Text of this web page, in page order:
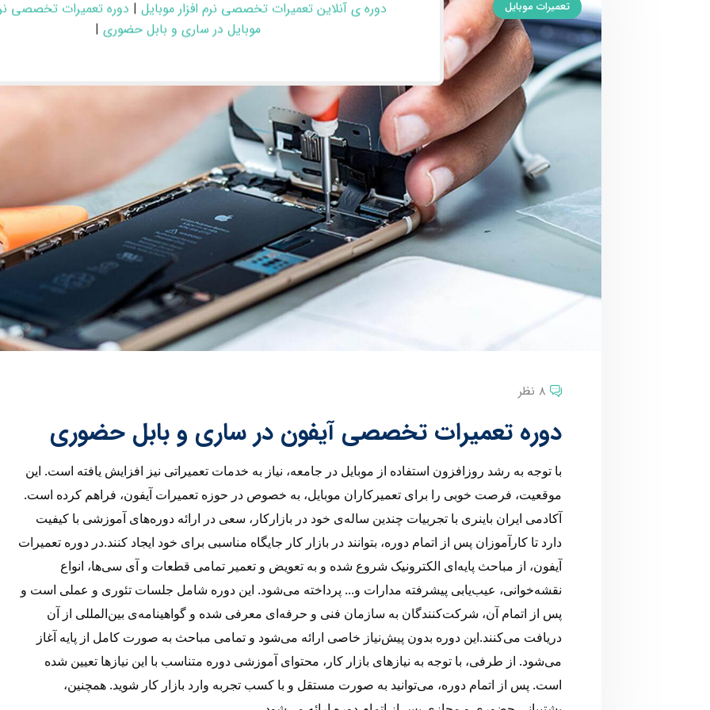
تعمیرات موبایل
8 نظر
دوره تعمیرات تخصصی آیفون در ساری و بابل حضوری
با توجه به رشد روزافزون استفاده از موبایل در جامعه، نیاز به خدمات تعمیراتی نیز افزایش یافته است. این
موقعیت، فرصت خوبی را برای تعمیرکاران موبایل، به خصوص در حوزه تعمیرات آیفون، فراهم کرده است.
آکادمی ایران باینری با تجربیات چندین ساله‌ی خود در بازارکار، سعی در ارائه دوره‌های آموزشی با کیفیت
دارد تا کارآموزان پس از اتمام دوره، بتوانند در بازار کار جایگاه مناسبی برای خود ایجاد کنند.در دوره تعمیرات
آیفون، از مباحث پایه‌ای الکترونیک شروع شده و به تعویض و تعمیر تمامی قطعات و آی سی‌ها، انواع
نقشه‌خوانی، عیب‌یابی پیشرفته مدارات و... پرداخته می‌شود. این دوره شامل جلسات تئوری و عملی است و
پس از اتمام آن، شرکت‌کنندگان به سازمان فنی و حرفه‌ای معرفی شده و گواهینامه‌ی بین‌المللی از آن
دریافت می‌کنند.این دوره بدون پیش‌نیاز خاصی ارائه می‌شود و تمامی مباحث به صورت کامل از پایه آغاز
می‌شود. از طرفی، با توجه به نیازهای بازار کار، محتوای آموزشی دوره متناسب با این نیازها تعیین شده
است. پس از اتمام دوره، می‌توانید به صورت مستقل و با کسب تجربه وارد بازار کار شوید. همچنین،
دوره ی آنلاین تعمیرات تخصصی نرم افزار موبایل | دوره تعمیرات تخصصی
موبایل در ساری و بابل حضوری |